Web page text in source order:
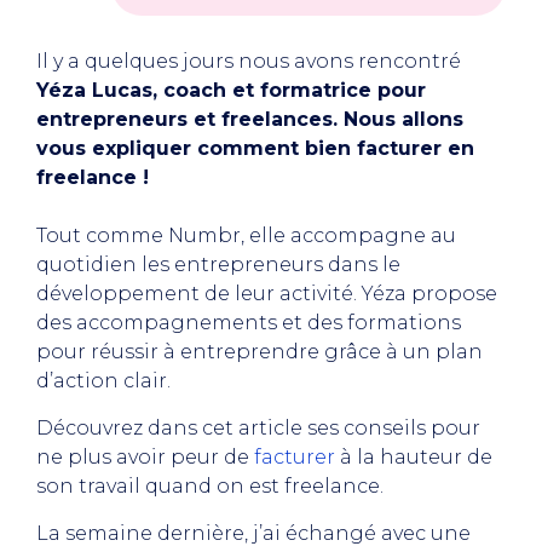
Il y a quelques jours nous avons rencontré
Yéza Lucas, coach et formatrice pour
entrepreneurs et freelances. Nous allons
vous expliquer comment bien facturer en
freelance !
Tout comme Numbr, elle accompagne au
quotidien les entrepreneurs dans le
développement de leur activité. Yéza propose
des accompagnements et des formations
pour réussir à entreprendre grâce à un plan
d’action clair.
Découvrez dans cet article ses conseils pour
ne plus avoir peur de facturer à la hauteur de
son travail quand on est freelance.
La semaine dernière, j’ai échangé avec une